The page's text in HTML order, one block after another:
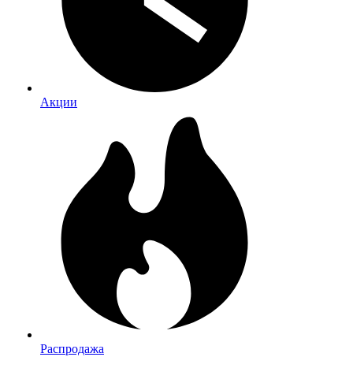
Акции
Распродажа